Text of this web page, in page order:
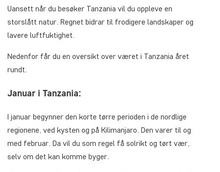
Uansett når du besøker Tanzania vil du oppleve en
storslått natur. Regnet bidrar til frodigere landskaper og
lavere luftfuktighet.
Nedenfor får du en oversikt over været i Tanzania året
rundt.
Januar i Tanzania:
I januar begynner den korte tørre perioden i de nordlige
regionene, ved kysten og på Kilimanjaro. Den varer til og
med februar. Da vil du som regel få solrikt og tørt vær,
selv om det kan komme byger.